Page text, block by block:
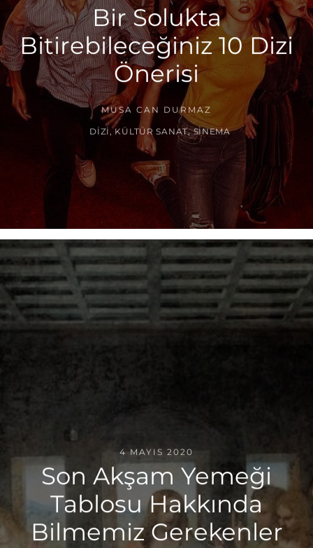
Bir Solukta
Bitirebileceğiniz 10 Dizi
Önerisi
MUSA CAN DURMAZ
DIZI ,KÜLTÜR SANAT,SINEMA
4 MAYIS 2020
Son Akşam Yemeği
Tablosu Hakkında
Bilmemiz Gerekenler